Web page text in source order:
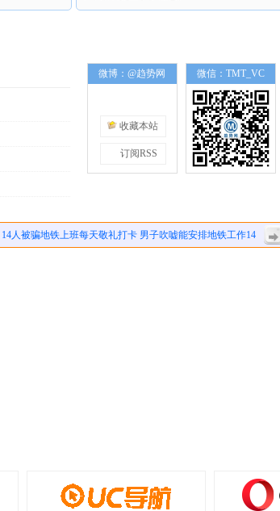
微博：@趋势网
收藏本站
订阅RSS
微信：TMT_VC
14人被骗地铁上班每天敬礼打卡 男子吹嘘能安排地铁工作14